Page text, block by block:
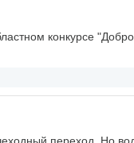
конкурсе